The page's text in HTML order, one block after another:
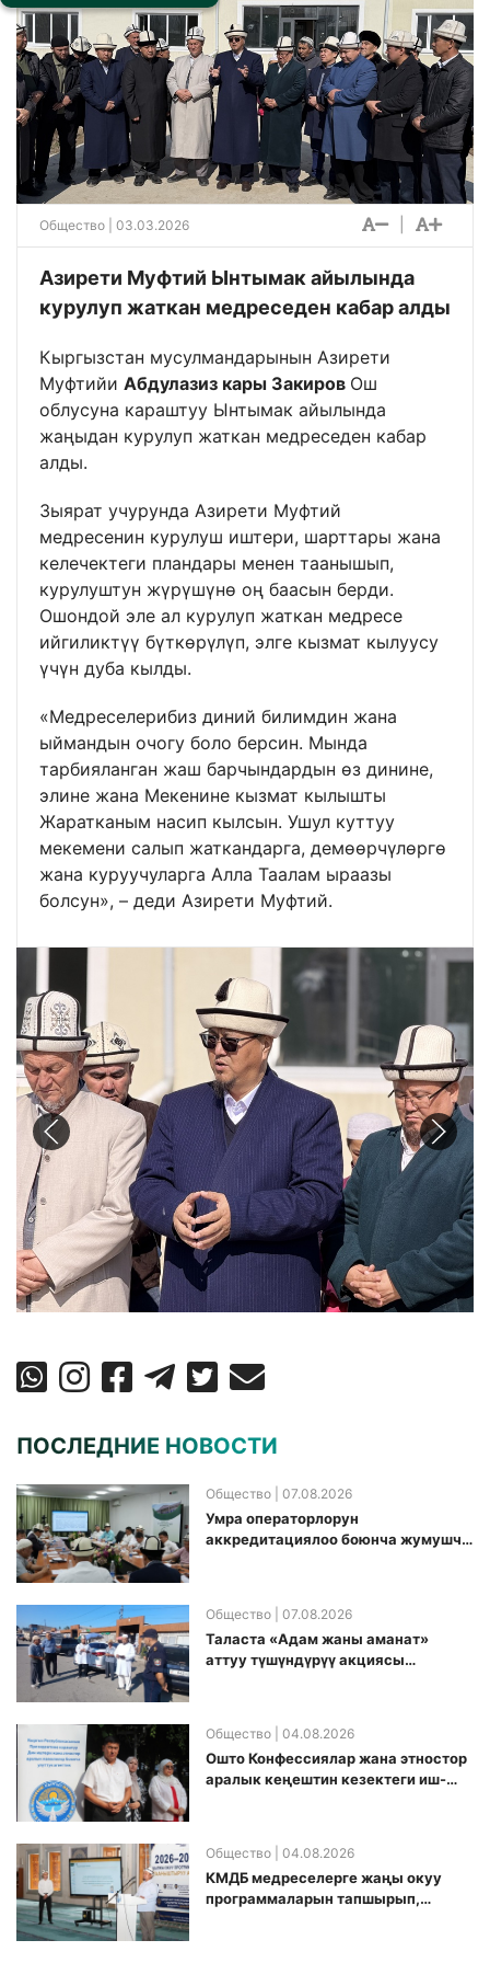
Общество | 03.03.2026
Азирети Муфтий Ынтымак айылында
курулуп жаткан медреседен кабар алды
Кыргызстан мусулмандарынын Азирети
Муфтийи Абдулазиз кары Закиров Ош
облусуна караштуу Ынтымак айылында
жаңыдан курулуп жаткан медреседен кабар
алды.
Зыярат учурунда Азирети Муфтий
медресенин курулуш иштери, шарттары жана
келечектеги пландары менен таанышып,
курулуштун жүрүшүнө оң баасын берди.
Ошондой эле ал курулуп жаткан медресе
ийгиликтүү бүткөрүлүп, элге кызмат кылуусу
үчүн дуба кылды.
«Медреселерибиз диний билимдин жана
ыймандын очогу боло берсин. Мында
тарбияланган жаш барчындардын өз динине,
элине жана Мекенине кызмат кылышты
Жаратканым насип кылсын. Ушул куттуу
мекемени салып жаткандарга, демөөрчүлөргө
жана куруучуларга Алла Таалам ыраазы
болсун», – деди Азирети Муфтий.
ПОСЛЕДНИЕ НОВОСТИ
Общество | 07.08.2026
Умра операторлорун
аккредитациялоо боюнча жумушчу
Общество | 07.08.2026
Таласта «Адам жаны аманат»
аттуу түшүндүрүү акциясы
Общество | 04.08.2026
Ошто Конфессиялар жана этностор
аралык кеңештин кезектеги иш-
Общество | 04.08.2026
КМДБ медреселерге жаңы окуу
программаларын тапшырып,